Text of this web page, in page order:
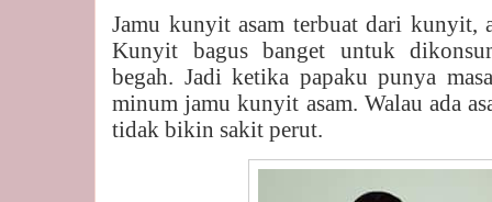
Jamu kunyit asam terbuat dari kunyit,
Kunyit bagus banget untuk
begah. Jadi ketika papaku punya
minum jamu kunyit asam. Walau ada
tidak bikin sakit perut.